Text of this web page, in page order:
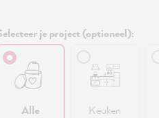
je project (optioneel):
Alle Keuken